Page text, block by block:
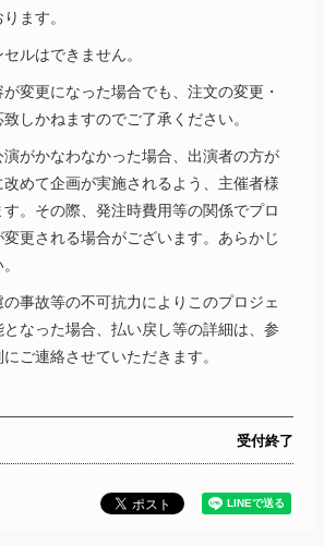
ます。
ルはできません。
変更になった場合でも、注文の変更・
しかねますのでご了承ください。
がかなわなかった場合、出演者の方が
めて企画が実施されるよう、主催者様
す。その際、発注時費用等の関係でプロ
更される場合がございます。あらかじ
事故等の不可抗力によりこのプロジェ
なった場合、払い戻し等の詳細は、参
ご連絡させていただきます。
受付終了